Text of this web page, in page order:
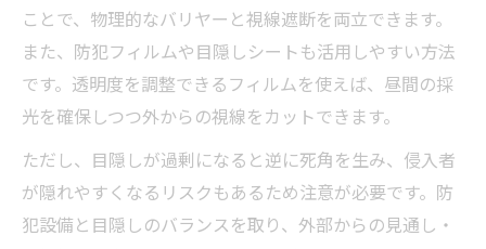
ことで、物理的なバリヤーと視線遮断を両立できます。
また、防犯フィルムや目隠しシートも活用しやすい方法
です。透明度を調整できるフィルムを使えば、昼間の採
光を確保しつつ外からの視線をカットできます。
ただし、目隠しが過剰になると逆に死角を生み、侵入者
が隠れやすくなるリスクもあるため注意が必要です。防
犯設備と目隠しのバランスを取り、外部からの見通し・